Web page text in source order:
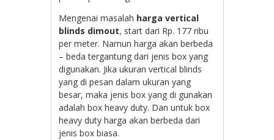
Mengenai masalah harga vertical
blinds dimout, start dari Rp. 177 ribu
per meter. Namun harga akan berbeda
– beda tergantung dari jenis box yang
digunakan. Jika ukuran vertical blinds
yang di pesan dalam ukuran yang
besar, maka jenis box yang di gunakan
adalah box heavy duty. Dan untuk box
heavy duty harga akan berbeda dari
jenis box biasa.